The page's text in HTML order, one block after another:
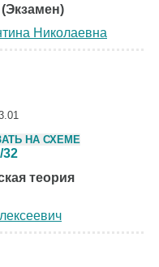
Николаевна
НА СХЕМЕ
32
теория